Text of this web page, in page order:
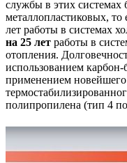
службы в этих системах
металлопластиковых,
лет работы в системах
на 25 лет работы в
отопления.
использованием карбон-
применением новейшего
полипропилена (тип 4